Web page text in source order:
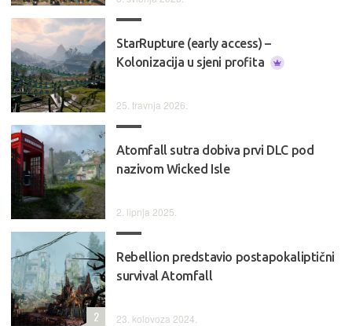
StarRupture (early access) –
Kolonizacija u sjeni profita
25. travnja 2026.
Atomfall sutra dobiva prvi DLC pod
nazivom Wicked Isle
2. lipnja 2025.
Rebellion predstavio postapokaliptični
survival Atomfall
23. kolovoza 2024.
2